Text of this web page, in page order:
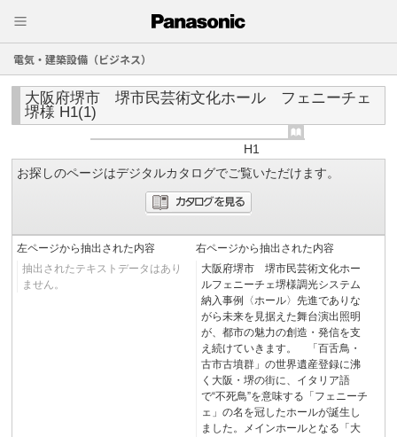
電気・建築設備（ビジネス）
大阪府堺市 堺市民芸術文化ホール フェニーチェ
堺様 H1(1)
H1
お探しのページはデジタルカタログでご覧いただけます。
左ページから抽出された内容
抽出されたテキストデータはあり
ません。
右ページから抽出された内容
大阪府堺市 堺市民芸術文化ホー
ルフェニーチェ堺様調光システム
納入事例〈ホール〉先進でありな
がら未来を見据えた舞台演出照明
が、都市の魅力の創造・発信を支
え続けていきます。 「百舌鳥・
古市古墳群」の世界遺産登録に沸
く大阪・堺の街に、イタリア語
で“不死鳥”を意味する「フェニーチ
ェ」の名を冠したホールが誕生し
ました。メインホールとなる「大